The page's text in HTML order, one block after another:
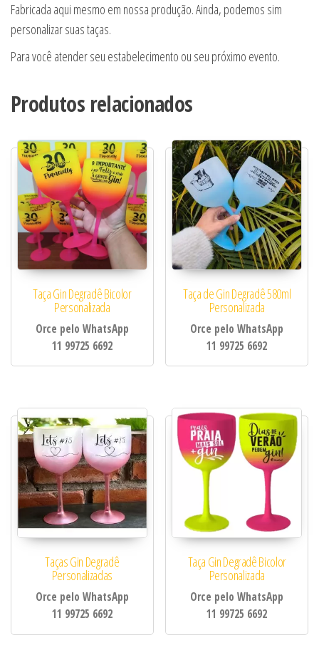
Fabricada aqui mesmo em nossa produção. Ainda, podemos sim
personalizar suas taças.
Para você atender seu estabelecimento ou seu próximo evento.
Produtos relacionados
Taça Gin Degradê Bicolor
Personalizada
Orce pelo WhatsApp
11 99725 6692
Taça de Gin Degradê 580ml
Personalizada
Orce pelo WhatsApp
11 99725 6692
Taças Gin Degradê
Personalizadas
Orce pelo WhatsApp
11 99725 6692
Taça Gin Degradê Bicolor
Personalizada
Orce pelo WhatsApp
11 99725 6692